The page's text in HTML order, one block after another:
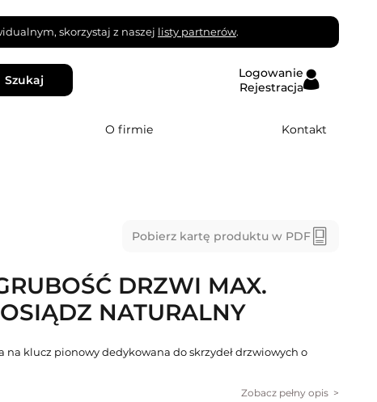
skorzystaj z naszej listy partnerów.
Szukaj
Logowanie
Rejestracja
O firmie Kontakt
Pobierz kartę produktu w PDF
DRZWI MAX.
NATURALNY
klucz pionowy dedykowana do skrzydeł drzwiowych o
Zobacz pełny opis